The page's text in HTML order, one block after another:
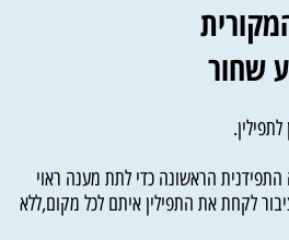
שחור
פותחה התפידנית הראשונה כדי לתת מענה ראוי
לקחת את התפילין איתם לכל מקום,ללא